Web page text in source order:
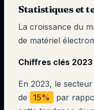
Statistiques et
La croissance du
de matériel
Chiffres clés 2023
En 2023, le
de
15%
par